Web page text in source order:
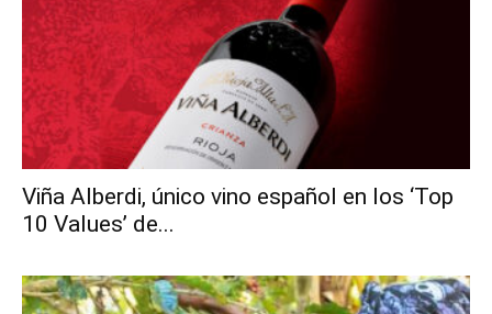
Viña Alberdi, único vino español en los ‘Top
10 Values’ de...